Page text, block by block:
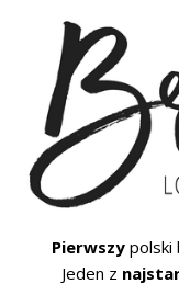
Pierwszy polski
Jeden z